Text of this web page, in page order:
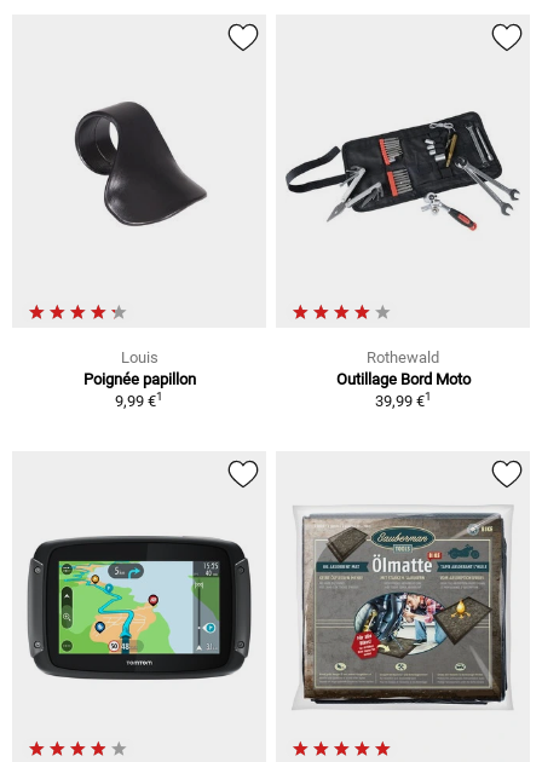
Louis
Poignée papillon
9,99 €1
Rothewald
Outillage Bord Moto
39,99 €1